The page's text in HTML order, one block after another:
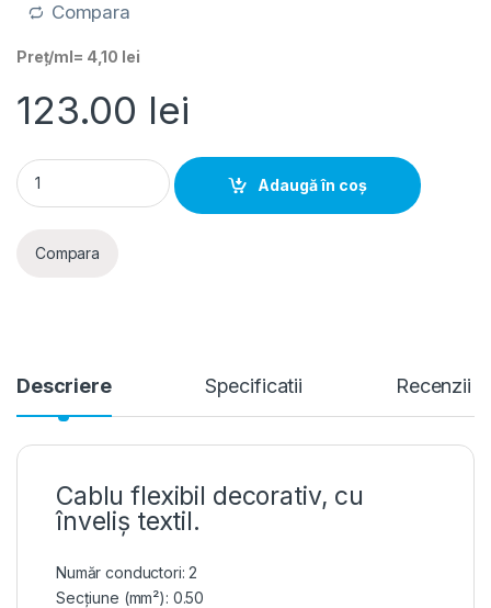
Compara
Preț/ml= 4,10 lei
123.00 lei
Cablu 2x0.50mm², flexibil, textil, fuchsia (rola 30ml) quantity
Adaugă în coș
Compara
Descriere Specificatii Recenzii
Cablu flexibil decorativ, cu
înveliș textil.
Număr conductori: 2
Secțiune (mm²): 0.50